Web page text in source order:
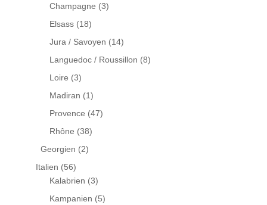
Champagne (3)
Elsass(18)
Jura / Savoyen (14)
Languedoc / Roussillon (8)
Loire (3)
Madiran (1)
Provence (47)
Rhône (38)
Georgien (2)
Italien (56)
Kalabrien (3)
Kampanien (5)